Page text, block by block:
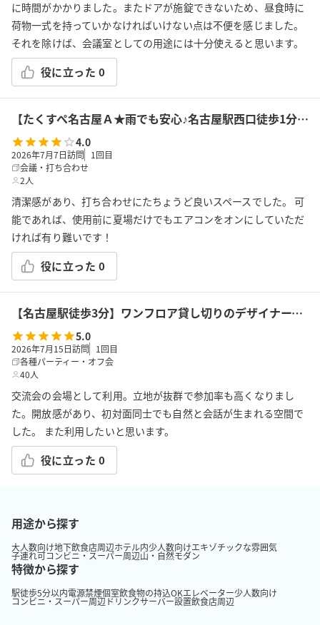
に時間がかかりました。またドアが施錠できないため、昼食時に
荷物一式を持っていかなければいけない点は不便を感じました。
それを除けば、会議室としての用途には十分使えると思います。
役に立った 0
【たくすぺ名古屋Ａ★雨でも安心♪名古屋駅西口徒歩1分★駅から最も近い】やすい・きれい・Wi-Fi♪多目的・テレワーク★土足可・飲食可・おしゃれ・傘不要
4.0
2026年7月7日訪問 1 回目
会議・打ち合わせ
2人
清潔感があり、打ち合わせにたちょうど良いスペースでした。 可
能であれば、使用前に夏場だけでもエアコンをオンにしていただ
ければ有り難いです！
役に立った 0
【名古屋駅徒歩3分】ワンフロア貸し切りのデザイナーズ空間
5.0
2026年7月15日訪問 1 回目
各種パーティー・オフ会
40人
交流会の会場として利用。立地が抜群で参加率も高くなりまし
た。開放感があり、初対面同士でも自然と会話が生まれる空間で
した。 また利用したいと思います。
役に立った 0
用途から探す
大人数向け地下飲食店周辺ホテル内少人数向けエキゾチックな雰囲気
子連れ可コンビニ・スーパー周辺山・自然モダン
特徴から探す
駅徒歩5分以内電源禁煙個室飲食物の持込OKエレベーター少人数向け
コンビニ・スーパー周辺ドリンクサーバー設置飲食店周辺